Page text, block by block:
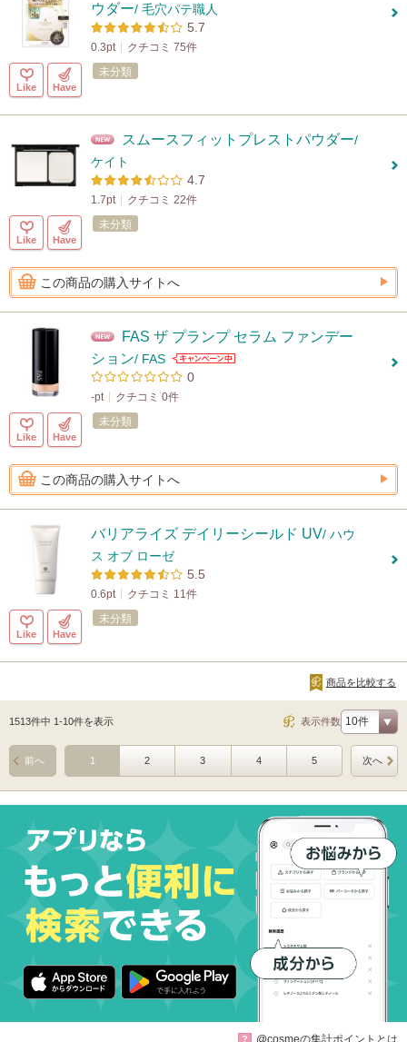
ウダー/ 毛穴パテ職人
5.7
0.3pt クチコミ 75件
Like Have
未分類
スムースフィットプレストパウダー/
ケイト
4.7
1.7pt クチコミ 22件
Like Have
未分類
この商品の購入サイトへ
FAS ザ プランプ セラム ファンデー
ション/ FAS
0
-pt クチコミ 0件
Like Have
未分類
この商品の購入サイトへ
バリアライズ デイリーシールド UV/ ハウ
ス オブ ローゼ
5.5
0.6pt クチコミ 11件
Like Have
未分類
商品を比較する
1513件中 1-10件を表示 表示件数
1 2 3 4 5
前へ 次へ
? @cosmeの集計ポイントとは